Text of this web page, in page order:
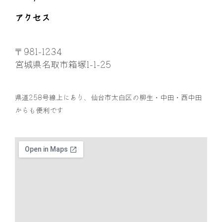
アクセス
〒981-1234
宮城県名取市箱塚1-1-25
県道258号線上にあり、仙台市太白区の柳生・中田・西中田
からも便利です